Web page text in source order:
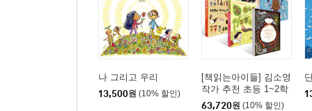
나 그리고 우리
13,500원 (10% 할인)
[책읽는아이들] 김소영
작가 추천 초등 1~2학
년 세트
63,720원 (10% 할인)